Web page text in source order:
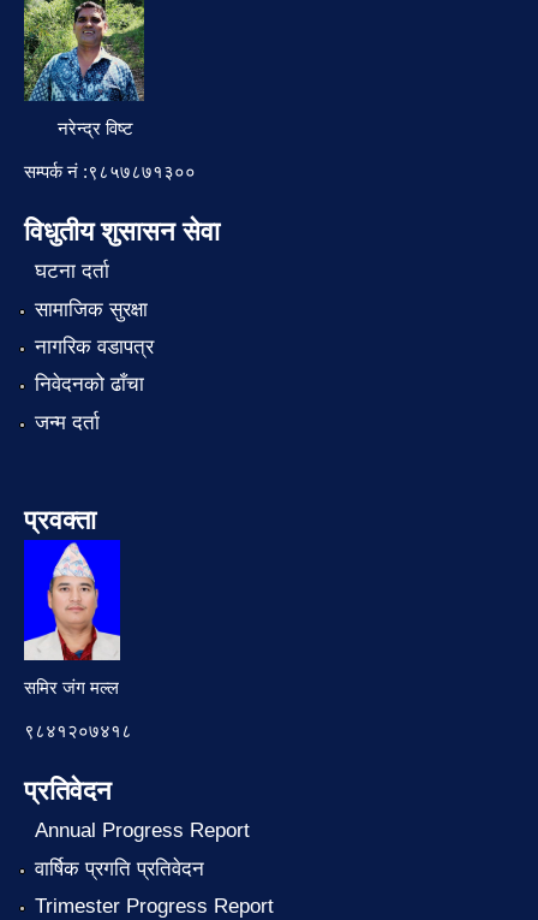
नरेन्द्र विष्ट
सम्पर्क नं :९८५७८७१३००
विधुतीय शुसासन सेवा
घटना दर्ता
सामाजिक सुरक्षा
नागरिक वडापत्र
निवेदनको ढाँचा
जन्म दर्ता
प्रवक्ता
समिर जंग मल्ल
९८४१२०७४१८
प्रतिवेदन
Annual Progress Report
वार्षिक प्रगति प्रतिवेदन
Trimester Progress Report